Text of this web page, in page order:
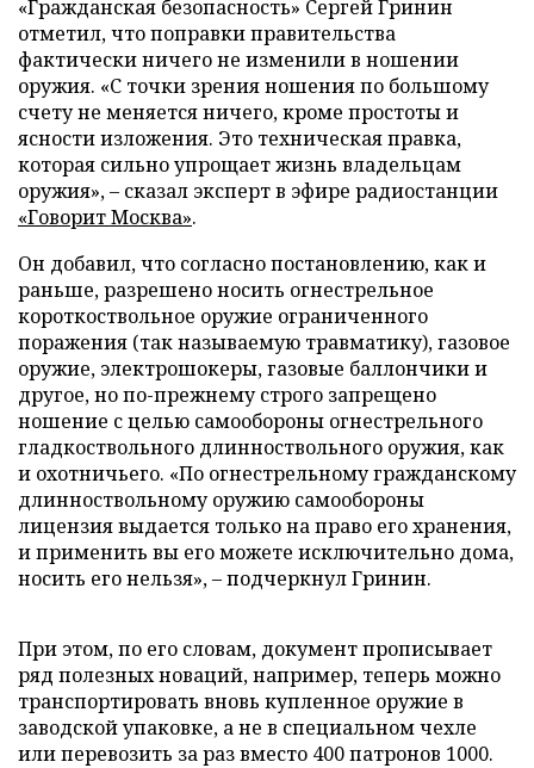
«Гражданская безопасность» Сергей Гринин
отметил, что поправки правительства
фактически ничего не изменили в ношении
оружия. «С точки зрения ношения по большому
счету не меняется ничего, кроме простоты и
ясности изложения. Это техническая правка,
которая сильно упрощает жизнь владельцам
оружия», – сказал эксперт в эфире радиостанции
«Говорит Москва».
Он добавил, что согласно постановлению, как и
раньше, разрешено носить огнестрельное
короткоствольное оружие ограниченного
поражения (так называемую травматику), газовое
оружие, электрошокеры, газовые баллончики и
другое, но по-прежнему строго запрещено
ношение с целью самообороны огнестрельного
гладкоствольного длинноствольного оружия, как
и охотничьего. «По огнестрельному гражданскому
длинноствольному оружию самообороны
лицензия выдается только на право его хранения,
и применить вы его можете исключительно дома,
носить его нельзя», – подчеркнул Гринин.
При этом, по его словам, документ прописывает
ряд полезных новаций, например, теперь можно
транспортировать вновь купленное оружие в
заводской упаковке, а не в специальном чехле
или перевозить за раз вместо 400 патронов 1000.